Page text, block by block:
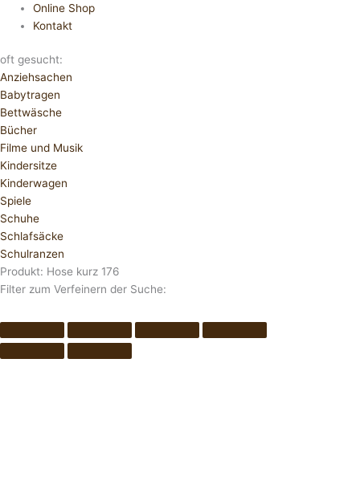
Online Shop
Kontakt
oft gesucht:
Anziehsachen
Babytragen
Bettwäsche
Bücher
Filme und Musik
Kindersitze
Kinderwagen
Spiele
Schuhe
Schlafsäcke
Schulranzen
Produkt: Hose kurz 176
Filter zum Verfeinern der Suche: